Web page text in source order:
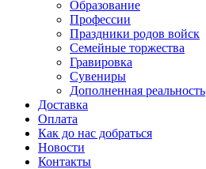
Образование
Профессии
Праздники родов войск
Семейные торжества
Гравировка
Сувениры
Дополненная реальность
Доставка
Оплата
Как до нас добраться
Новости
Контакты